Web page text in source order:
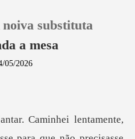
substituta
a mesa
05/2026